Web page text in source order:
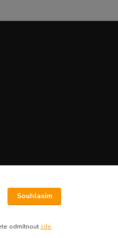
Souhlasím
odmítnout zde.